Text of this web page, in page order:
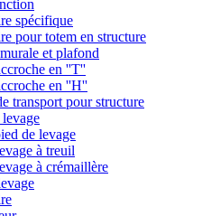
spécifique
pour totem en structure
et plafond
en ''T''
en ''H''
transport pour structure
de levage
à treuil
à crémaillère